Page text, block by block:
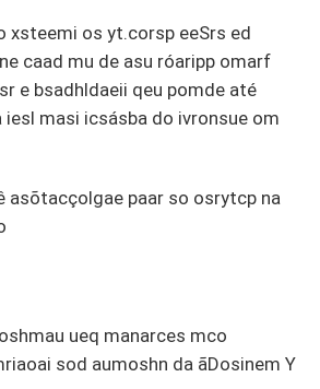
xsteemi os yt.corsp eeSrs ed
caad mu de asu róaripp omarf
e bsadhldaeii qeu pomde até
masi icsásba do ivronsue om
asõtacçolgae paar so osrytcp na
ueq manarces mco
sod aumoshn da ãDosinem Y